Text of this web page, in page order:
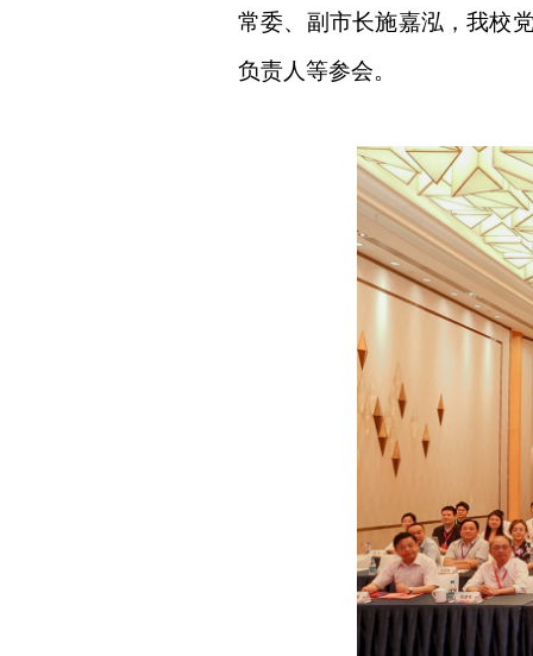
常委、副市长施嘉泓，我校
负责人等参会。